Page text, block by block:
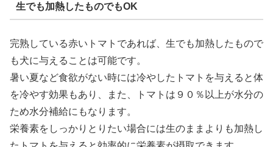
生でも加熱したものでもOK
完熟している赤いトマトであれば、生でも加熱したもので
も犬に与えることは可能です。
暑い夏など食欲がない時には冷やしたトマトを与えると体
を冷やす効果もあり、また、トマトは９０％以上が水分の
ため水分補給にもなります。
栄養素をしっかりとりたい場合には生のままよりも加熱し